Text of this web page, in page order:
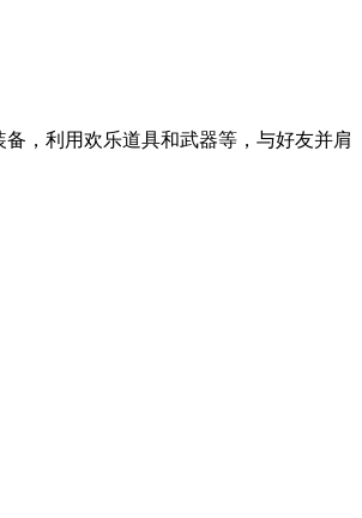
，利用欢乐道具和武器等，与好友并肩